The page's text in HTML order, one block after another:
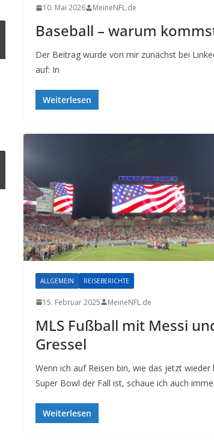
10. Mai 2026 MeineNFL.de
Baseball – warum
Der Beitrag wurde von mir zunächst bei
auf: In
Weiterlesen
ALLGEMEIN REISEBERICHTE
15. Februar 2025 MeineNFL.de
MLS Fußball mit Messi
Gressel
Wenn ich auf Reisen bin, wie das jetzt wieder
Super Bowl der Fall ist, schaue ich auch
Weiterlesen